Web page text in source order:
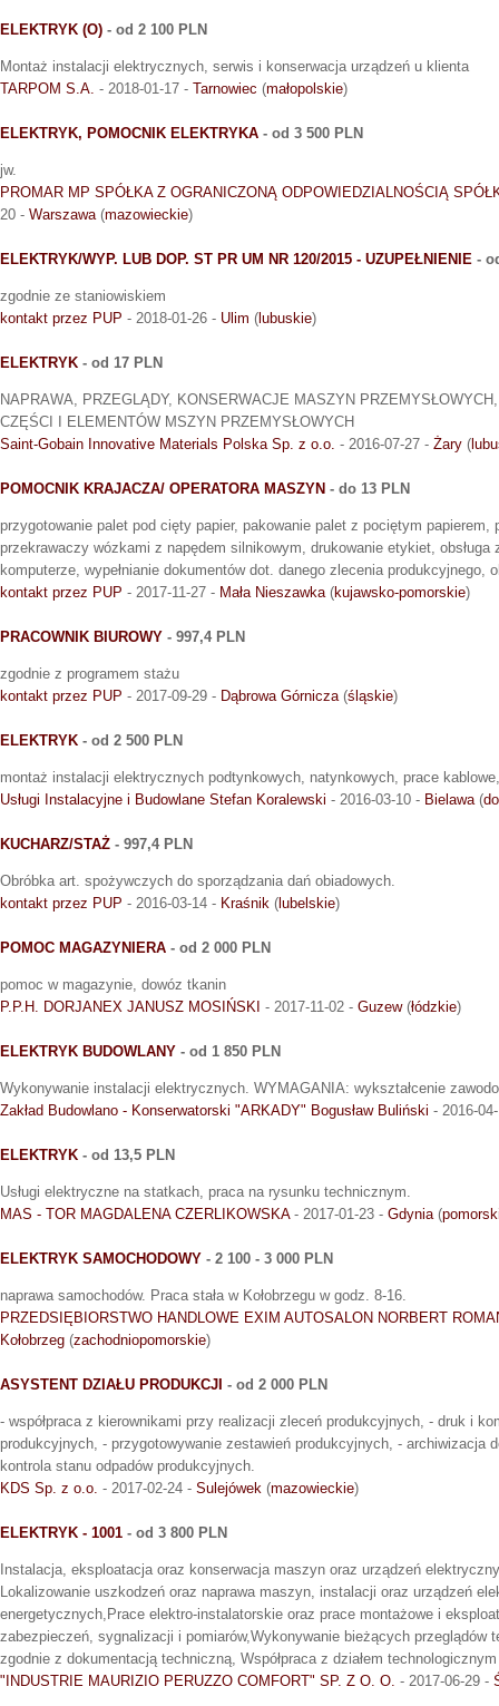
ELEKTRYK (O) - od 2 100 PLN
Montaż instalacji elektrycznych, serwis i konserwacja urządzeń u klienta
TARPOM S.A. - 2018-01-17 - Tarnowiec (małopolskie)
ELEKTRYK, POMOCNIK ELEKTRYKA - od 3 500 PLN
jw.
PROMAR MP SPÓŁKA Z OGRANICZONĄ ODPOWIEDZIALNOŚCIĄ
20 - Warszawa(mazowieckie)
ELEKTRYK/WYP. LUB DOP. ST PR UM NR 120/2015 - UZUPEŁNIENIE -
zgodnie ze staniowiskiem
kontakt przez PUP - 2018-01-26 - Ulim ( lubuskie)
ELEKTRYK - od 17 PLN
NAPRAWA, PRZEGLĄDY, KONSERWACJE MASZYN
CZĘŚCI I ELEMENTÓW MSZYN PRZEMYSŁOWYCH
Saint-Gobain Innovative Materials Polska Sp. z o.o. - 2016-07-27 - Żary (
POMOCNIK KRAJACZA/ OPERATORA MASZYN - do 13 PLN
przygotowanie palet pod cięty papier, pakowanie palet z pociętym papierem,
przekrawaczy wózkami z napędem silnikowym, drukowanie etykiet, obsługa
komputerze, wypełnianie dokumentów dot. danego zlecenia produkcyjnego,
kontakt przez PUP - 2017-11-27 - Mała Nieszawka(kujawsko-pomorskie)
PRACOWNIK BIUROWY - 997,4 PLN
zgodnie z programem stażu
kontakt przez PUP - 2017-09-29 - Dąbrowa Górnicza(śląskie)
ELEKTRYK - od 2 500 PLN
montaż instalacji elektrycznych podtynkowych, natynkowych, prace
Usługi Instalacyjne i Budowlane Stefan Koralewski - 2016-03-10 - Bielawa(
KUCHARZ/STAŻ - 997,4 PLN
Obróbka art. spożywczych do sporządzania dań obiadowych.
kontakt przez PUP - 2016-03-14 - Kraśnik ( lubelskie)
POMOC MAGAZYNIERA - od 2 000 PLN
pomoc w magazynie, dowóz tkanin
P.P.H. DORJANEX JANUSZ MOSIŃSKI - 2017-11-02 - Guzew(łódzkie)
ELEKTRYK BUDOWLANY - od 1 850 PLN
Wykonywanie instalacji elektrycznych. WYMAGANIA: wykształcenie
Zakład Budowlano - Konserwatorski "ARKADY" Bogusław Buliński - 2016-
ELEKTRYK - od 13,5 PLN
Usługi elektryczne na statkach, praca na rysunku technicznym.
MAS - TOR MAGDALENA CZERLIKOWSKA- 2017-01-23 - Gdynia(
ELEKTRYK SAMOCHODOWY - 2 100 - 3 000 PLN
naprawa samochodów. Praca stała w Kołobrzegu w godz. 8-16.
PRZEDSIĘBIORSTWO HANDLOWE EXIM AUTOSALON NORBERT
Kołobrzeg (zachodniopomorskie)
ASYSTENT DZIAŁU PRODUKCJI - od 2 000 PLN
- współpraca z kierownikami przy realizacji zleceń produkcyjnych, - druk i
produkcyjnych, - przygotowywanie zestawień produkcyjnych, - archiwizacja
kontrola stanu odpadów produkcyjnych.
KDS Sp. z o.o. - 2017-02-24 - Sulejówek (mazowieckie)
ELEKTRYK - 1001 - od 3 800 PLN
Instalacja, eksploatacja oraz konserwacja maszyn oraz urządzeń
Lokalizowanie uszkodzeń oraz naprawa maszyn, instalacji oraz urządzeń
energetycznych,Prace elektro-instalatorskie oraz prace montażowe i
zabezpieczeń, sygnalizacji i pomiarów,Wykonywanie bieżących przeglądów
zgodnie z dokumentacją techniczną, Współpraca z działem
"INDUSTRIE MAURIZIO PERUZZO COMFORT" SP. Z O. O. - 2017-06-29 -